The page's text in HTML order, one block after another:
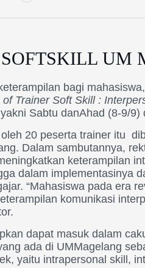
UM
bagi
of Trainer Soft Skill :
Sabtu danAhad (8-9/9)
20 peserta trainer itu
Dalam sambutannya,
keterampilan
dalam implementasinya
“Mahasiswa pada era
komunikasi
dapat masuk dalam
ada di UMMagelang
yaitu intrapersonal skill,